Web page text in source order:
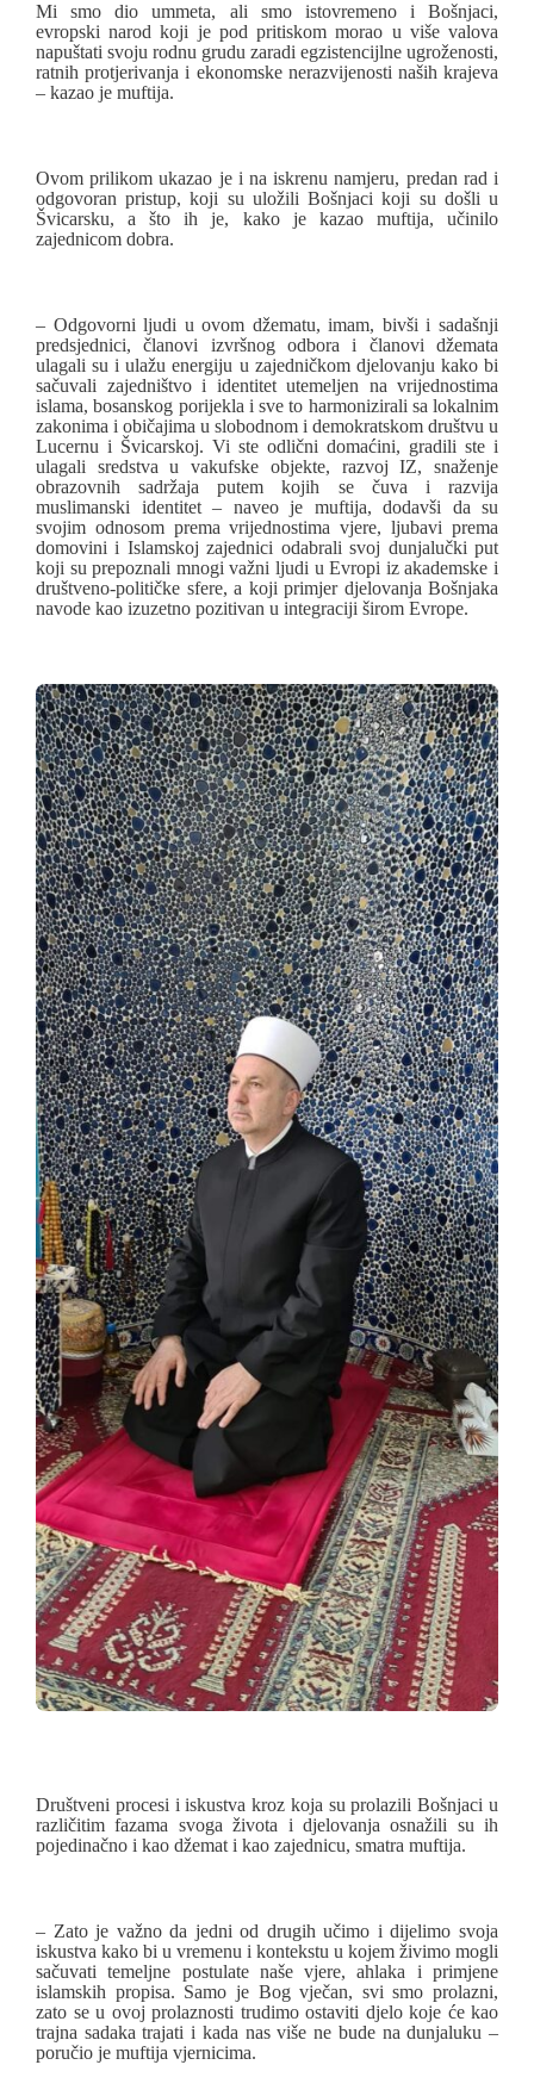
Mi smodio ummeta, ali smo istovremeno i Bošnjaci,
evropski narod koji je pod pritiskom morao u više valova
napuštati svoju rodnu grudu zaradi egzistencijlne ugroženosti,
ratnih protjerivanja i ekonomske nerazvijenosti naših krajeva
– kazao je muftija.
Ovom prilikom ukazao je i na iskrenu namjeru, predan rad i
odgovoran pristup, koji su uložili Bošnjaci koji su došli u
Švicarsku, a što ih je, kako je kazao muftija, učinilo
zajednicom dobra.
– Odgovorni ljudi u ovom džematu, imam, bivši i sadašnji
predsjednici, članovi izvršnog odbora i članovi džemata
ulagali su i ulažu energiju u zajedničkom djelovanju kako bi
sačuvali zajedništvo i identitet utemeljen na vrijednostima
islama, bosanskog porijekla i sve to harmonizirali sa lokalnim
zakonima i običajima u slobodnom i demokratskom društvu u
Lucernu i Švicarskoj. Vi ste odlični domaćini, gradili ste i
ulagali sredstva u vakufske objekte, razvoj IZ, snaženje
obrazovnih sadržaja putem kojih se čuva i razvija
muslimanski identitet – naveo je muftija, dodavši da su
svojim odnosom prema vrijednostima vjere, ljubavi prema
domovini i Islamskoj zajednici odabrali svoj dunjalučki put
koji su prepoznali mnogi važni ljudi u Evropi iz akademske i
društveno-političke sfere, a koji primjer djelovanja Bošnjaka
navode kao izuzetno pozitivan u integraciji širom Evrope.
Društveni procesi i iskustva kroz koja su prolazili Bošnjaci u
različitim fazama svoga života i djelovanja osnažili su ih
pojedinačno i kao džemat i kao zajednicu, smatra muftija.
– Zato je važno da jedni od drugih učimo i dijelimo svoja
iskustva kako bi u vremenu i kontekstu u kojem živimo mogli
sačuvati temeljne postulate naše vjere, ahlaka i primjene
islamskih propisa. Samo je Bog vječan, svi smo prolazni,
zato se u ovoj prolaznosti trudimo ostaviti djelo koje će kao
trajna sadaka trajati i kada nas više ne bude na dunjaluku –
poručio je muftija vjernicima.